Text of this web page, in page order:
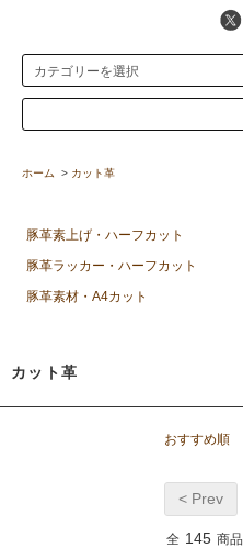
ホーム > カット革
豚革素上げ・ハーフカット
豚革ラッカー・ハーフカット
豚革素材・A4カット
カット革
おすすめ順
< Prev
全 145 商品